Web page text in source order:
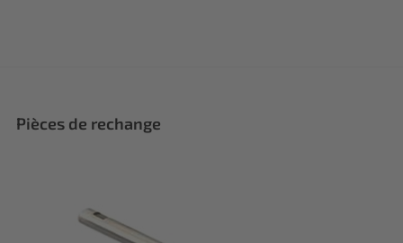
Pièces de rechange